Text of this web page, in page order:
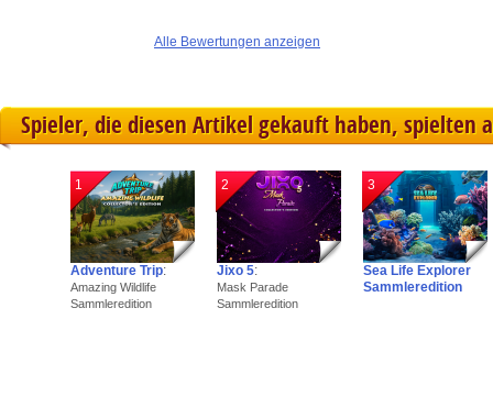
Alle Bewertungen anzeigen
Spieler, die diesen Artikel gekauft haben, spielten
1
Adventure Trip:
Amazing Wildlife
Sammleredition
2
Jixo 5:
Mask Parade
Sammleredition
3
Sea Life Explorer
Sammleredition